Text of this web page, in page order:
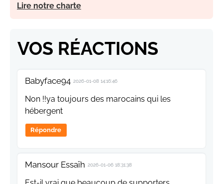
Lire notre charte
VOS RÉACTIONS
Babyface94 2026-01-08 14:16:46
Non !!ya toujours des marocains qui les
hébergent
Répondre
Mansour Essaïh 2026-01-06 18:31:38